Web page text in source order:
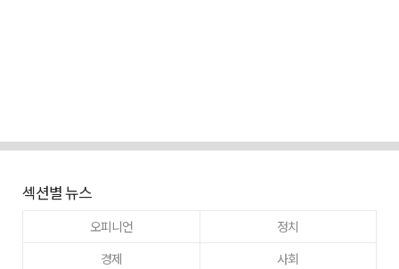
섹션별 뉴스
오피니언
정치
경제
사회